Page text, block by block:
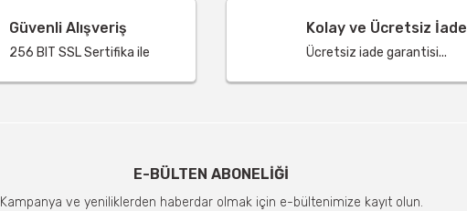
Güvenli Alışveriş
256 BIT SSL Sertifika ile
Kolay ve Ücretsiz İade
Ücretsiz iade garantisi...
E-BÜLTEN ABONELİĞİ
Kampanya ve yeniliklerden haberdar olmak için e-bültenimize kayıt olun.